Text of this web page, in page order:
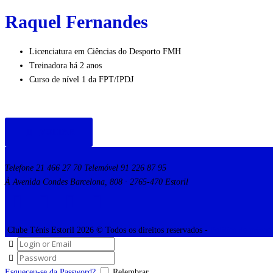
Raquel Fernandes
Licenciatura em Ciências do Desporto FMH
Treinadora há 2 anos
Curso de nível 1 da FPT/IPDJ
Telefone 21 466 27 70 Telemóvel 91 226 87 95
À Avenida Condes Barcelona, 808 · 2765-470 Estoril
Clube Ténis Estoril 2026 © Todos os direitos reservados -